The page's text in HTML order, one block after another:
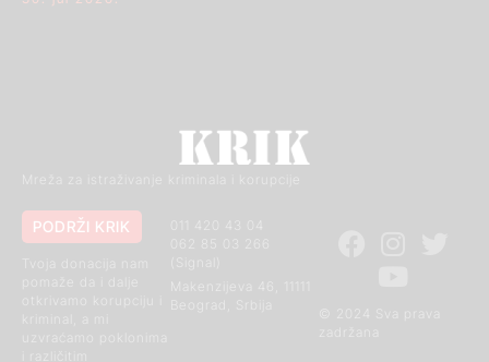
Mreža za istraživanje kriminala i korupcije
© 2024 Sva prava
011 420 43 04
Makenzijeva 46, 11111
PODRŽI KRIK
otkrivamo korupciju i
kriminal, a mi
uzvraćamo poklonima
i različitim